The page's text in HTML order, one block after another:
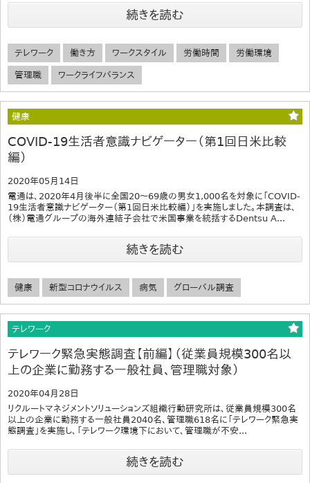
続きを読む
テレワーク 働き方 ワークスタイル 労働時間 労働環境
管理職 ワークライフバランス
健康
COVID-19生活者意識ナビゲーター（第1回日米比較
編）
2020年05月14日
電通は、2020年4月後半に全国20～69歳の男女1,000名を対象に「COVID-
19生活者意識ナビゲーター（第1回日米比較編）」を実施しました。本調査は、
（株）電通グループの海外連結子会社で米国事業を統括するDentsu A...
続きを読む
健康 新型コロナウイルス 病気 グローバル調査
テレワーク
テレワーク緊急実態調査【前編】（従業員規模300名以
上の企業に勤務する一般社員、管理職対象）
2020年04月28日
リクルートマネジメントソリューションズ組織行動研究所は、従業員規模300名
以上の企業に勤務する一般社員2040名、管理職618名に「テレワーク緊急実
態調査」を実施し、「テレワーク環境下において、管理職が不安...
続きを読む